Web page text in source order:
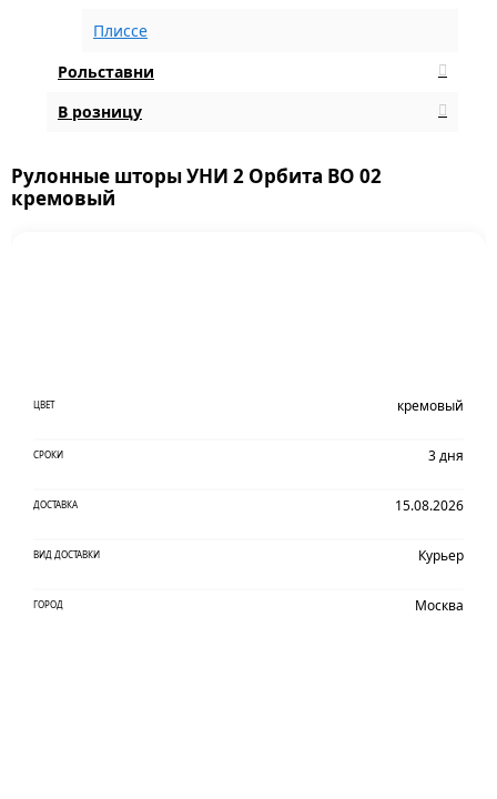
Плиссе
Рольставни
В розницу
Рулонные шторы УНИ 2 Орбита BO 02
кремовый
ЦВЕТ кремовый
СРОКИ 3 дня
ДОСТАВКА 15.08.2026
ВИД ДОСТАВКИ Курьер
ГОРОД Москва